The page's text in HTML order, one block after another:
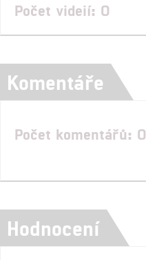
Počet videií: 0
Komentáře
Počet komentářů: 0
Hodnocení